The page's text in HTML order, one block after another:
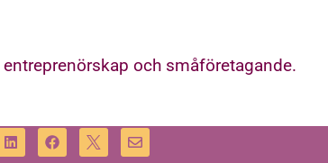
och småföretagande.